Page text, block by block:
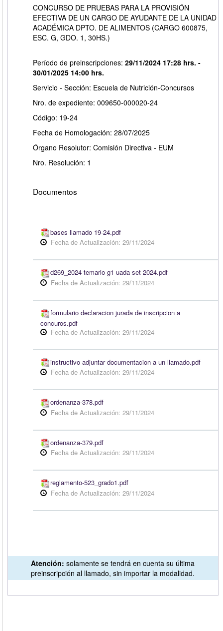
CONCURSO DE PRUEBAS PARA LA PROVISIÓN
EFECTIVA DE UN CARGO DE AYUDANTE DE LA UNIDAD
ACADÉMICA DPTO. DE ALIMENTOS (CARGO 600875,
ESC. G, GDO. 1, 30HS.)
Período de preinscripciones: 29/11/2024 17:28 hrs. -
30/01/2025 14:00 hrs.
Servicio - Sección: Escuela de Nutrición-Concursos
Nro. de expediente: 009650-000020-24
Código: 19-24
Fecha de Homologación: 28/07/2025
Órgano Resolutor: Comisión Directiva - EUM
Nro. Resolución: 1
Documentos
bases llamado 19-24.pdf
Fecha de Actualización: 29/11/2024
d269_2024 temario g1 uada set 2024.pdf
Fecha de Actualización: 29/11/2024
formulario declaracion jurada de inscripcion a
concuros.pdf
Fecha de Actualización: 29/11/2024
instructivo adjuntar documentacion a un llamado.pdf
Fecha de Actualización: 29/11/2024
ordenanza-378.pdf
Fecha de Actualización: 29/11/2024
ordenanza-379.pdf
Fecha de Actualización: 29/11/2024
reglamento-523_grado1.pdf
Fecha de Actualización: 29/11/2024
Atención: solamente se tendrá en cuenta su última
preinscripción al llamado, sin importar la modalidad.